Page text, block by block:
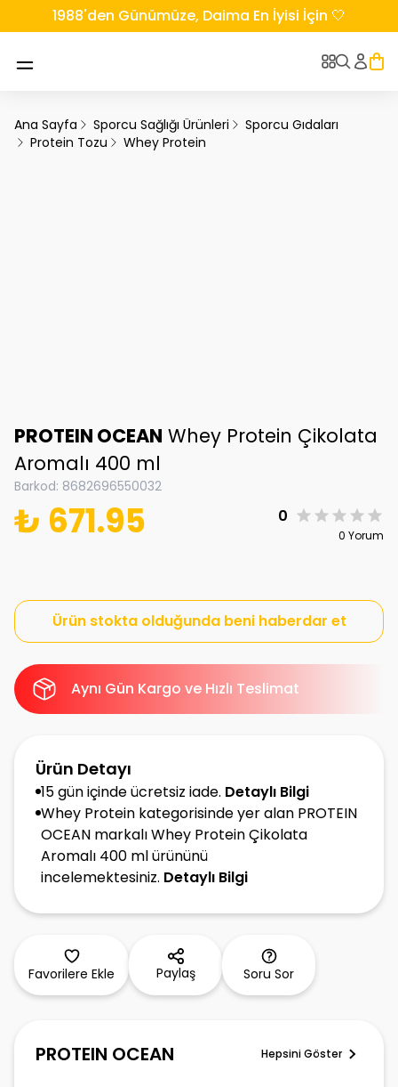
1988'den Günümüze, Daima En İyisi İçin 🤍
Ana Sayfa Sporcu Sağlığı Ürünleri
Sporcu Gıdaları
Protein Tozu
Whey Protein
PROTEIN OCEAN Whey Protein Çikolata
Aromalı 400 ml
Barkod: 8682696550032
₺ 671.95 0
0 Yorum
Ürün stokta olduğunda beni haberdar et
Aynı Gün Kargo ve Hızlı Teslimat
Ürün Detayı
15 gün içinde ücretsiz iade. Detaylı Bilgi
Whey Protein kategorisinde yer alan PROTEIN
OCEAN markalı Whey Protein Çikolata
Aromalı 400 ml ürününü
incelemektesiniz. Detaylı Bilgi
Favorilere Ekle Paylaş Soru Sor
PROTEIN OCEAN Hepsini Göster